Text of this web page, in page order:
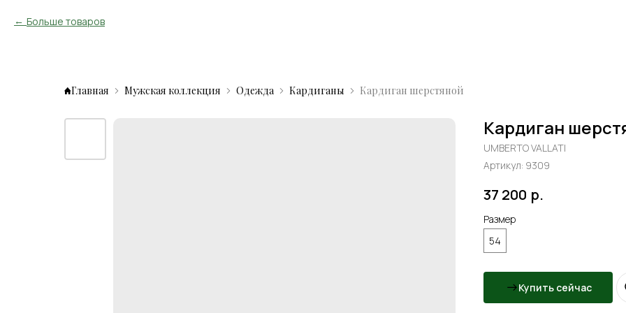
Больше товаров
Главная Мужская коллекция Одежда Кардиганы Кардиган шерстяной
Кардиган
UMBERTO VALLATI
Артикул: 9309
37 200 р.
Размер
54
Купить сейчас